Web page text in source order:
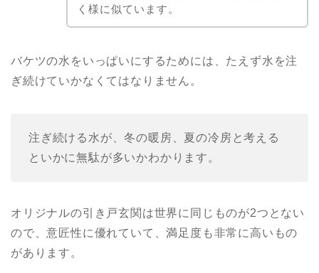
く様に似ています。
バケツの水をいっぱいにするためには、たえず水を注
ぎ続けていかなくてはなりません。
注ぎ続ける水が、冬の暖房、夏の冷房と考える
といかに無駄が多いかわかります。
オリジナルの引き戸玄関は世界に同じものが2つとない
ので、意匠性に優れていて、満足度も非常に高いもの
があります。